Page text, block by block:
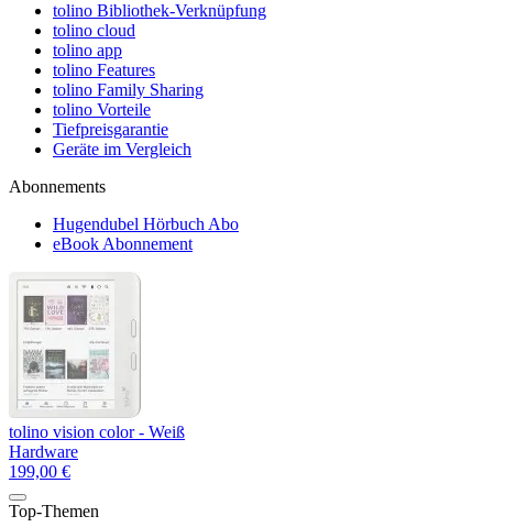
tolino Bibliothek-Verknüpfung
tolino cloud
tolino app
tolino Features
tolino Family Sharing
tolino Vorteile
Tiefpreisgarantie
Geräte im Vergleich
Abonnements
Hugendubel Hörbuch Abo
eBook Abonnement
tolino vision color - Weiß
Hardware
199,00 €
Top-Themen